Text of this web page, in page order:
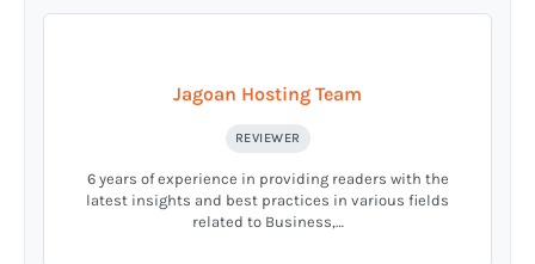
Jagoan Hosting Team
REVIEWER
6 years of experience in providing readers with the
latest insights and best practices in various fields
related to Business,…